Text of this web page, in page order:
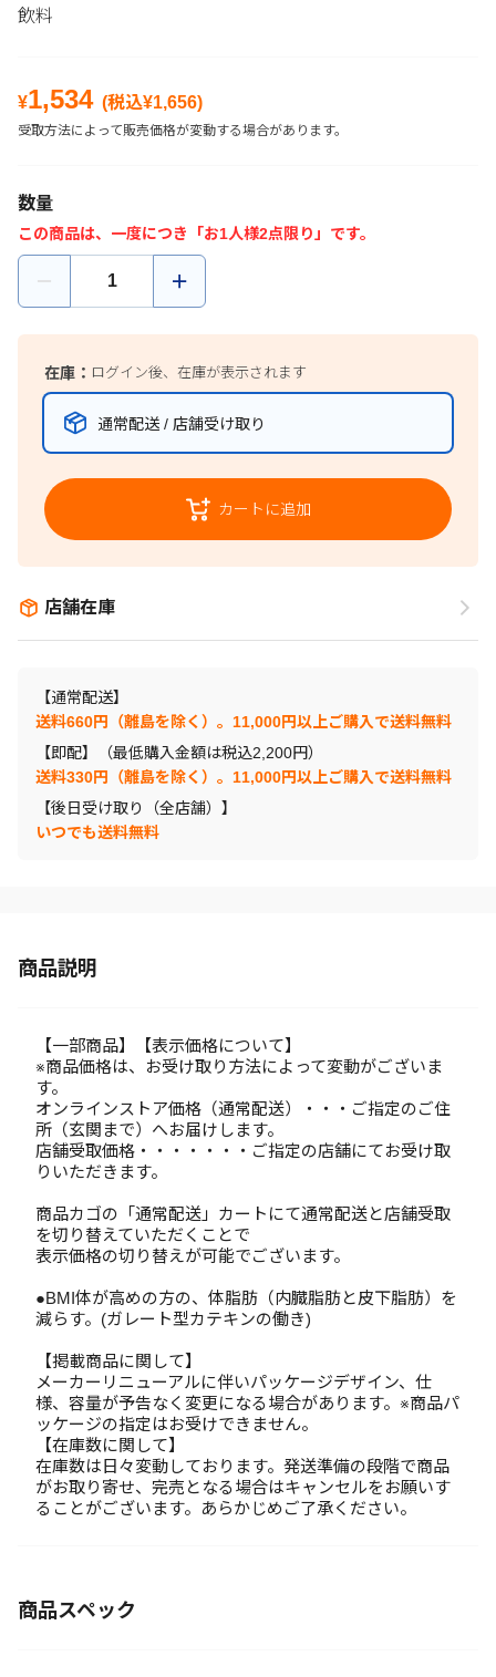
飲料
¥1,534 (税込¥1,656)
受取方法によって販売価格が変動する場合があります。
数量
この商品は、一度につき「お1人様2点限り」です。
在庫： ログイン後、在庫が表示されます
通常配送 / 店舗受け取り
カートに追加
店舗在庫
【通常配送】
送料660円（離島を除く）。11,000円以上ご購入で送料無料
【即配】（最低購入金額は税込2,200円）
送料330円（離島を除く）。11,000円以上ご購入で送料無料
【後日受け取り（全店舗）】
いつでも送料無料
商品説明
【一部商品】【表示価格について】
※商品価格は、お受け取り方法によって変動がございま
す。
オンラインストア価格（通常配送）・・・ご指定のご住
所（玄関まで）へお届けします。
店舗受取価格・・・・・・・ご指定の店舗にてお受け取
りいただきます。
商品カゴの「通常配送」カートにて通常配送と店舗受取
を切り替えていただくことで
表示価格の切り替えが可能でございます。
●BMI体が高めの方の、体脂肪（内臓脂肪と皮下脂肪）を
減らす。(ガレート型カテキンの働き)
【掲載商品に関して】
メーカーリニューアルに伴いパッケージデザイン、仕
様、容量が予告なく変更になる場合があります。※商品パ
ッケージの指定はお受けできません。
【在庫数に関して】
在庫数は日々変動しております。発送準備の段階で商品
がお取り寄せ、完売となる場合はキャンセルをお願いす
ることがございます。あらかじめご了承ください。
商品スペック